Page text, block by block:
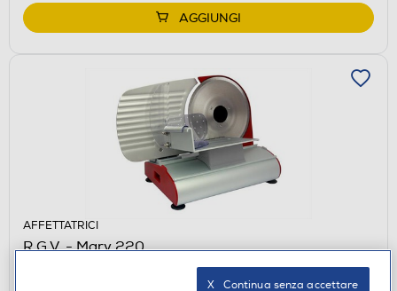
AGGIUNGI
AFFETTATRICI
R.G.V. - Mary 220
X   Continua senza accettare